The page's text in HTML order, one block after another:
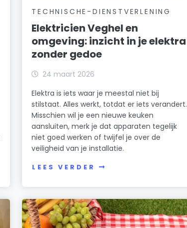
TECHNISCHE-DIENSTVERLENING
Elektricien Veghel en
omgeving: inzicht in je elektra
zonder gedoe
24 maart 2026
Elektra is iets waar je meestal niet bij
stilstaat. Alles werkt, totdat er iets verandert.
Misschien wil je een nieuwe keuken
aansluiten, merk je dat apparaten tegelijk
niet goed werken of twijfel je over de
veiligheid van je installatie.
LEES VERDER